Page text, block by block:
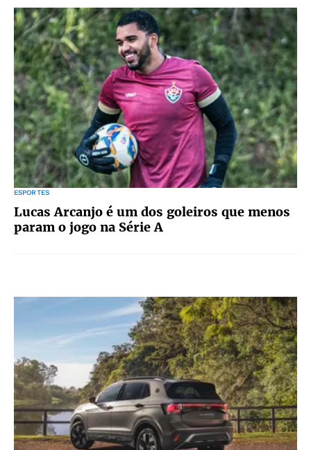
ESPORTES
Lucas Arcanjo é um dos goleiros que menos
param o jogo na Série A